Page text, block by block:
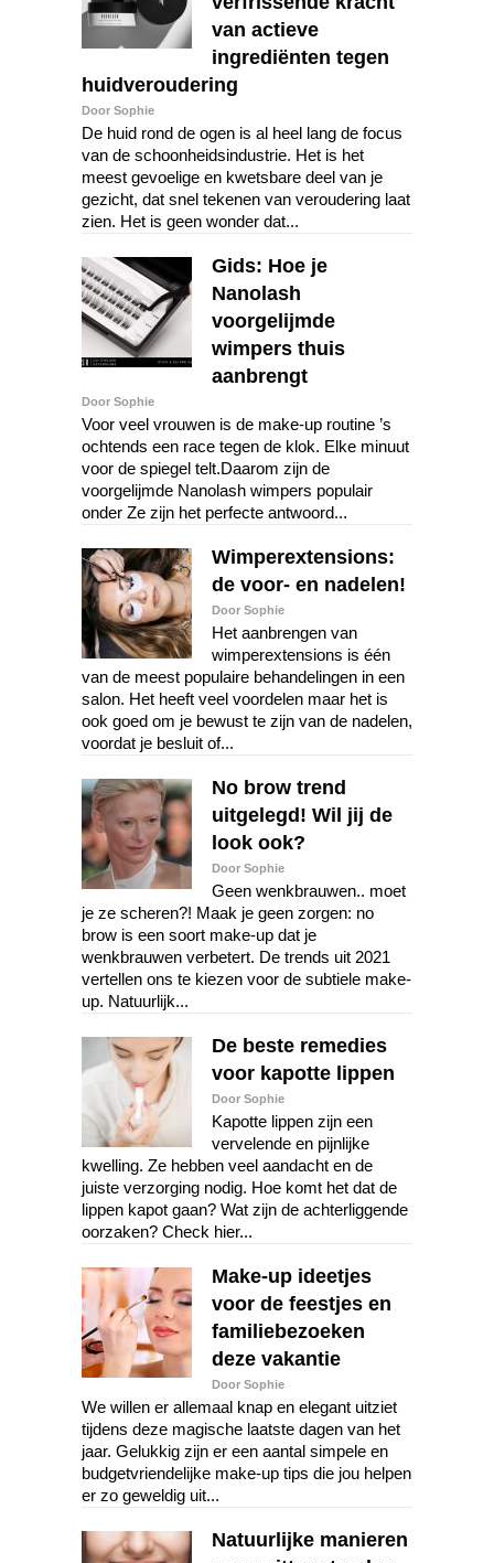
van actieve
ingrediënten tegen
huidveroudering
Door Sophie
De huid rond de ogen is al heel lang de focus
van de schoonheidsindustrie. Het is het
meest gevoelige en kwetsbare deel van je
gezicht, dat snel tekenen van veroudering laat
zien. Het is geen wonder dat...
Gids: Hoe je
Nanolash
voorgelijmde
wimpers thuis
aanbrengt
Door Sophie
Voor veel vrouwen is de make-up routine ’s
ochtends een race tegen de klok. Elke minuut
voor de spiegel telt.Daarom zijn de
voorgelijmde Nanolash wimpers populair
onder Ze zijn het perfecte antwoord...
Wimperextensions:
de voor- en nadelen!
Door Sophie
Het aanbrengen van
wimperextensions is één
van de meest populaire behandelingen in een
salon. Het heeft veel voordelen maar het is
ook goed om je bewust te zijn van de nadelen,
voordat je besluit of...
No brow trend
uitgelegd! Wil jij de
look ook?
Door Sophie
Geen wenkbrauwen.. moet
je ze scheren?! Maak je geen zorgen: no
brow is een soort make-up dat je
wenkbrauwen verbetert. De trends uit 2021
vertellen ons te kiezen voor de subtiele make-
up. Natuurlijk...
De beste remedies
voor kapotte lippen
Door Sophie
Kapotte lippen zijn een
vervelende en pijnlijke
kwelling. Ze hebben veel aandacht en de
juiste verzorging nodig. Hoe komt het dat de
lippen kapot gaan? Wat zijn de achterliggende
oorzaken? Check hier...
Make-up ideetjes
voor de feestjes en
familiebezoeken
deze vakantie
Door Sophie
We willen er allemaal knap en elegant uitziet
tijdens deze magische laatste dagen van het
jaar. Gelukkig zijn er een aantal simpele en
budgetvriendelijke make-up tips die jou helpen
er zo geweldig uit...
Natuurlijke manieren